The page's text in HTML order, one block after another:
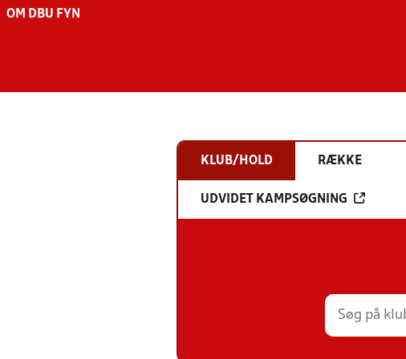
OM DBU FYN
KLUB/HOLD RÆKKE
UDVIDET KAMPSØGNING